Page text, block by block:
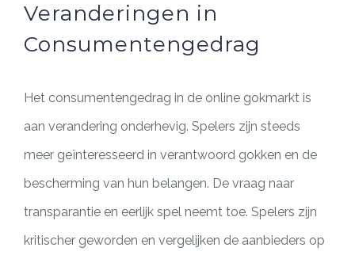
Veranderingen in
Consumentengedrag
Het consumentengedrag in de online gokmarkt is
aan verandering onderhevig. Spelers zijn steeds
meer geïnteresseerd in verantwoord gokken en de
bescherming van hun belangen. De vraag naar
transparantie en eerlijk spel neemt toe. Spelers zijn
kritischer geworden en vergelijken de aanbieders op